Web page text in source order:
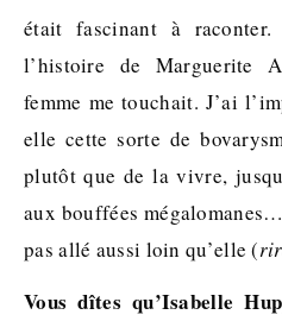
était fascinant à
l’histoire de Marguerite
femme me touchait. J’ai
elle cette sorte de
plutôt que de la vivre,
aux bouffées
pas allé aussi loin qu’elle (
Vous dîtes qu’Isabelle